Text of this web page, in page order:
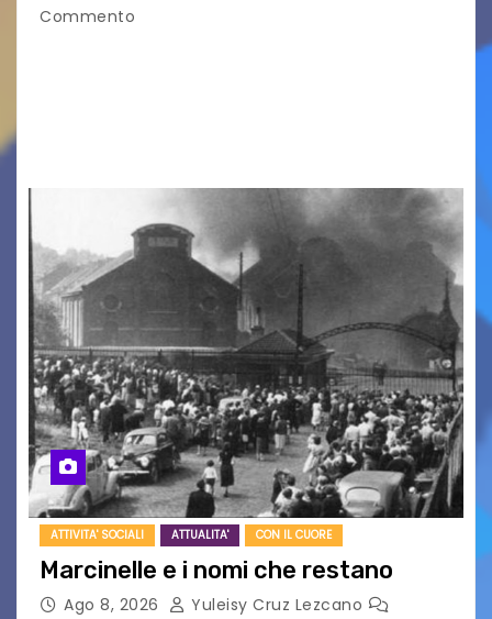
Commento
ATTIVITA' SOCIALI ATTUALITA' CON IL CUORE
Marcinelle e i nomi che restano
Ago 8, 2026
Yuleisy Cruz Lezcano